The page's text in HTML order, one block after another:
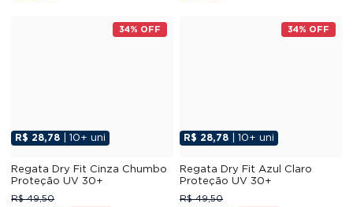
34% OFF
R$ 28,78 | 10+ uni
Regata Dry Fit Cinza Chumbo
Proteção UV 30+
R$ 49,50
34% OFF
R$ 28,78 | 10+ uni
Regata Dry Fit Azul Claro
Proteção UV 30+
R$ 49,50